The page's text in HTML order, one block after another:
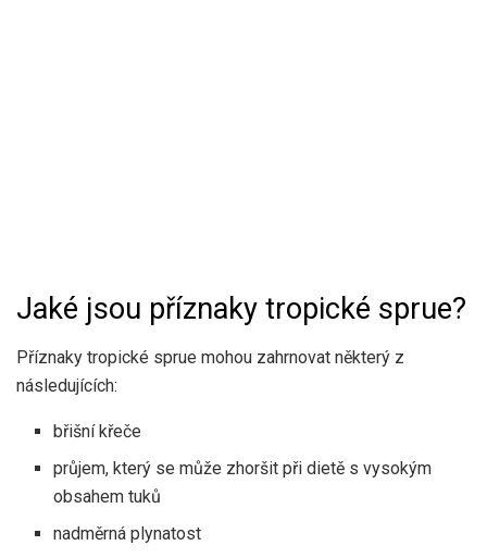
Jaké jsou příznaky tropické sprue?
Příznaky tropické sprue mohou zahrnovat některý z
následujících:
břišní křeče
průjem, který se může zhoršit při dietě s vysokým
obsahem tuků
nadměrná plynatost